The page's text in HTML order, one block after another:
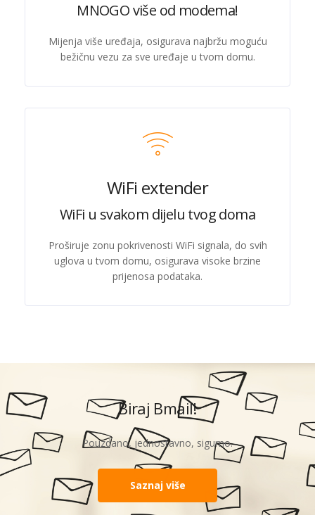
MNOGO više od modema!
Mijenja više uređaja, osigurava najbržu moguću
bežičnu vezu za sve uređaje u tvom domu.
WiFi extender
WiFi u svakom dijelu tvog doma
Proširuje zonu pokrivenosti WiFi signala, do svih
uglova u tvom domu, osigurava visoke brzine
prijenosa podataka.
Biraj Bmail!
Pouzdano, jednostavno, sigurno.
Saznaj više